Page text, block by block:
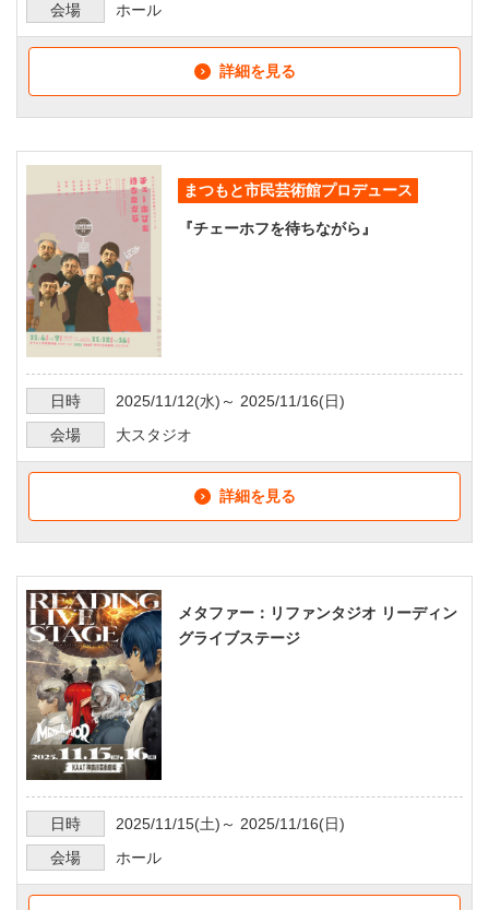
会場
ホール
詳細を見る
まつもと市民芸術館プロデュース
『チェーホフを待ちながら』
日時 2025/11/12(水)～ 2025/11/16(日)
会場
大スタジオ
詳細を見る
メタファー：リファンタジオ リーディン
グライブステージ
日時 2025/11/15(土)～ 2025/11/16(日)
会場
ホール